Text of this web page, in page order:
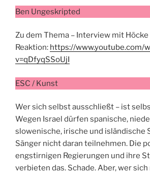
Ben Ungeskripted
Zu dem Thema – Interview mit Höcke
Reaktion: https://www.youtube.com/
v=qDfyqSSoUjI
ESC / Kunst
Wer sich selbst ausschließt – ist
Wegen Israel dürfen spanische,
slowenische, irische und isländische
Sänger nicht daran teilnehmen. Die
engstirnigen Regierungen und ihre
verbieten das. Schade. Aber, wer